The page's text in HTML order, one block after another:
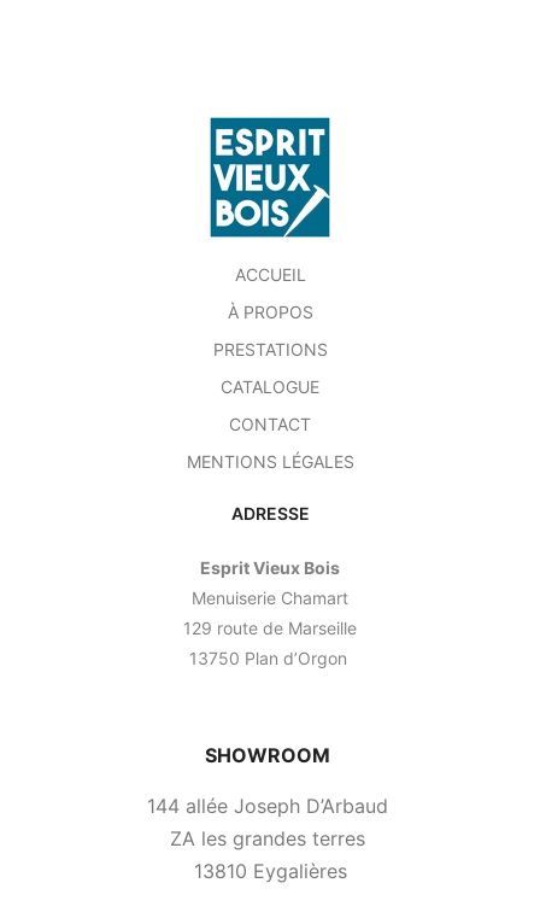
ACCUEIL
À PROPOS
PRESTATIONS
CATALOGUE
CONTACT
MENTIONS LÉGALES
ADRESSE
Esprit Vieux Bois
Menuiserie Chamart
129 route de Marseille
13750 Plan d’Orgon
SHOWROOM
144 allée Joseph D’Arbaud
ZA les grandes terres
13810 Eygalières